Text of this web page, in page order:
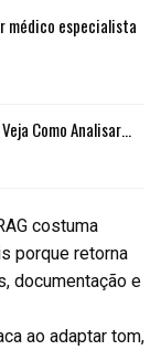
médico especialista
Como Analisar…
costuma
porque retorna
documentação e
ao adaptar tom,